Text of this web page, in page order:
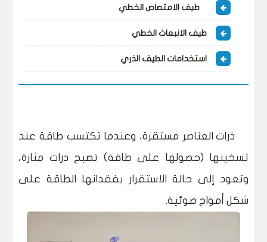
طيف الامتصاص الخطي
طيف الانبعاث الخطي
استخدامات الطيف الذري
ذرات العناصر مستقرة، وعندما تكتسب طاقة عند
تسخينها (حصولها على طاقة) تصبح درات مثارة،
وتعود إلى حالة الاستقرار بفقدانها الطاقة على
شكل أمواج ضوئية.